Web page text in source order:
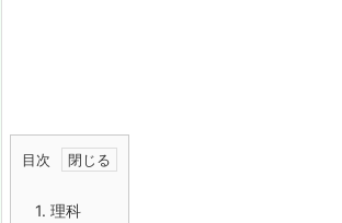
目次
1. 理科